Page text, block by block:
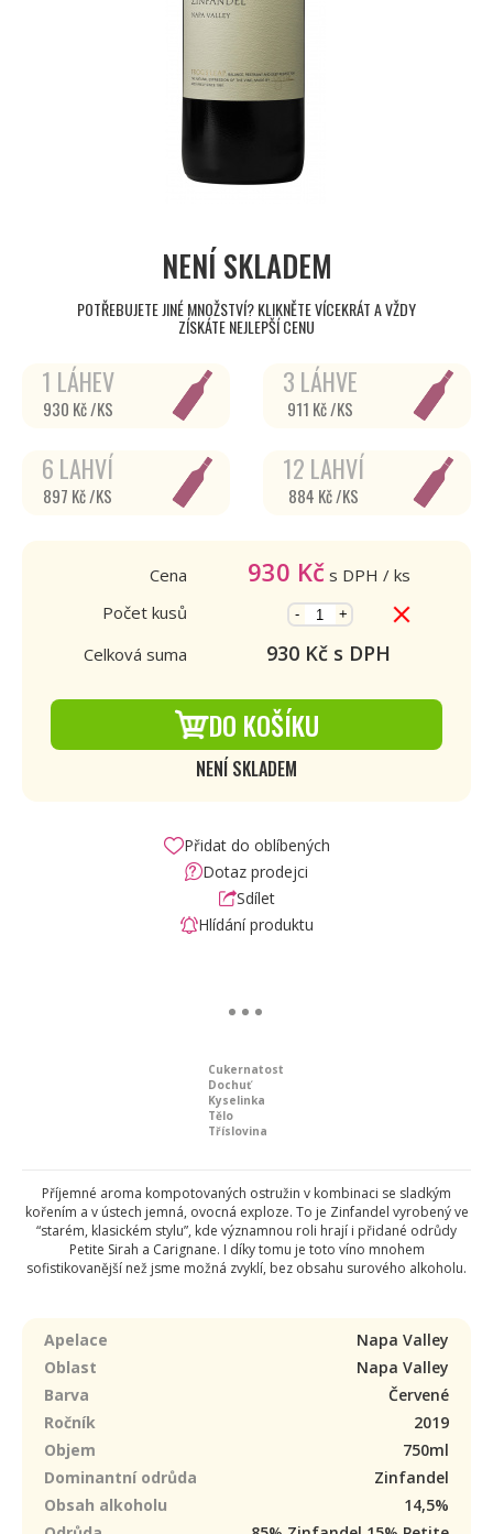
NENÍ SKLADEM
POTŘEBUJETE JINÉ MNOŽSTVÍ? KLIKNĚTE VÍCEKRÁT A VŽDY
ZÍSKÁTE NEJLEPŠÍ CENU
1 LÁHEV
930 Kč /KS
3 LÁHVE
911 Kč /KS
6 LAHVÍ
897 Kč /KS
12 LAHVÍ
884 Kč /KS
Cena 930 Kč s DPH / ks
Počet kusů
- +
Celková suma 930 Kč s DPH
DO KOŠÍKU
NENÍ SKLADEM
Přidat do oblíbených
Dotaz prodejci
Sdílet
Hlídání produktu
Cukernatost
Dochuť
Kyselinka
Tělo
Tříslovina
Příjemné aroma kompotovaných ostružin v kombinaci se sladkým
kořením a v ústech jemná, ovocná exploze. To je Zinfandel vyrobený ve
“starém, klasickém stylu”, kde významnou roli hrají i přidané odrůdy
Petite Sirah a Carignane. I díky tomu je toto víno mnohem
sofistikovanější než jsme možná zvyklí, bez obsahu surového alkoholu.
Apelace
Napa Valley
Oblast
Napa Valley
Barva
Červené
Ročník
2019
Objem
750ml
Dominantní odrůda
Zinfandel
Obsah alkoholu
14,5%